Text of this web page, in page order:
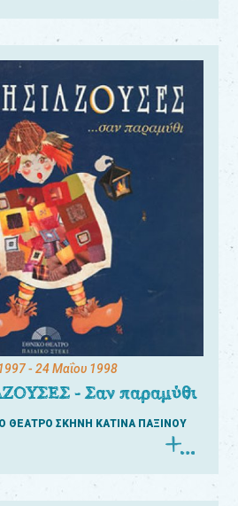
- 24 Μαΐου 1998
- Σαν παραμύθι
ΘΕΑΤΡΟ ΣΚΗΝΗ ΚΑΤΙΝΑ ΠΑΞΙΝΟΥ